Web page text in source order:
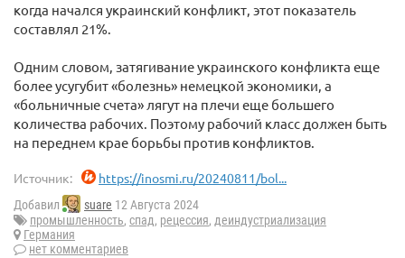
когда начался украинский конфликт, этот показатель
составлял 21%.
Одним словом, затягивание украинского конфликта еще
более усугубит «болезнь» немецкой экономики, а
«больничные счета» лягут на плечи еще большего
количества рабочих. Поэтому рабочий класс должен быть
на переднем крае борьбы против конфликтов.
Источник: https://inosmi.ru/20240811/bol...
Добавил suare 12 Августа 2024
промышленность, спад, рецессия, деиндустриализация
Германия
нет комментариев